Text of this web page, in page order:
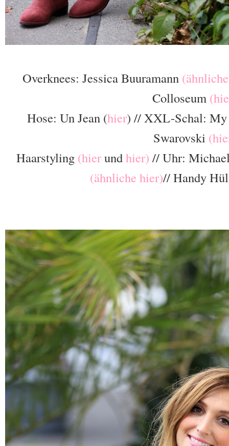
Overknees: Jessica Buuramann
Colloseum
Hose: Un Jean (hier) // XXL-Schal:
Swarovski
Haarstyling (hierundhier) // Uhr:
(ähnliche hier)// Handy